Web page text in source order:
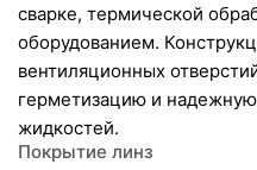
сварке, термической
оборудованием.
вентиляционных
герметизацию и
жидкостей.
Покрытие линз